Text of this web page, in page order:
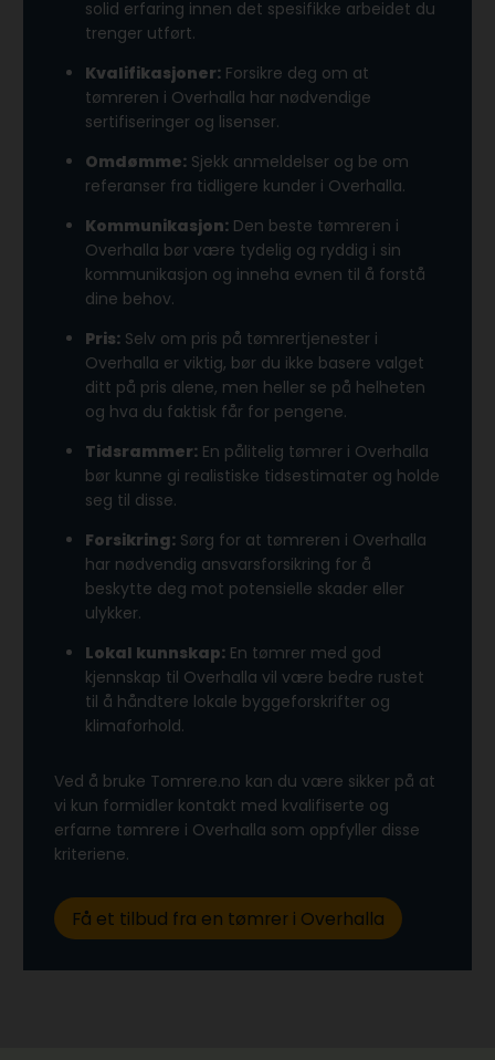
solid erfaring innen det spesifikke arbeidet du
trenger utført.
Kvalifikasjoner: Forsikre deg om at
tømreren i Overhalla har nødvendige
sertifiseringer og lisenser.
Omdømme: Sjekk anmeldelser og be om
referanser fra tidligere kunder i Overhalla.
Kommunikasjon: Den beste tømreren i
Overhalla bør være tydelig og ryddig i sin
kommunikasjon og inneha evnen til å forstå
dine behov.
Pris: Selv om pris på tømrertjenester i
Overhalla er viktig, bør du ikke basere valget
ditt på pris alene, men heller se på helheten
og hva du faktisk får for pengene.
Tidsrammer: En pålitelig tømrer i Overhalla
bør kunne gi realistiske tidsestimater og holde
seg til disse.
Forsikring: Sørg for at tømreren i Overhalla
har nødvendig ansvarsforsikring for å
beskytte deg mot potensielle skader eller
ulykker.
Lokal kunnskap: En tømrer med god
kjennskap til Overhalla vil være bedre rustet
til å håndtere lokale byggeforskrifter og
klimaforhold.
Ved å bruke Tomrere.no kan du være sikker på at
vi kun formidler kontakt med kvalifiserte og
erfarne tømrere i Overhalla som oppfyller disse
kriteriene.
Få et tilbud fra en tømrer i Overhalla